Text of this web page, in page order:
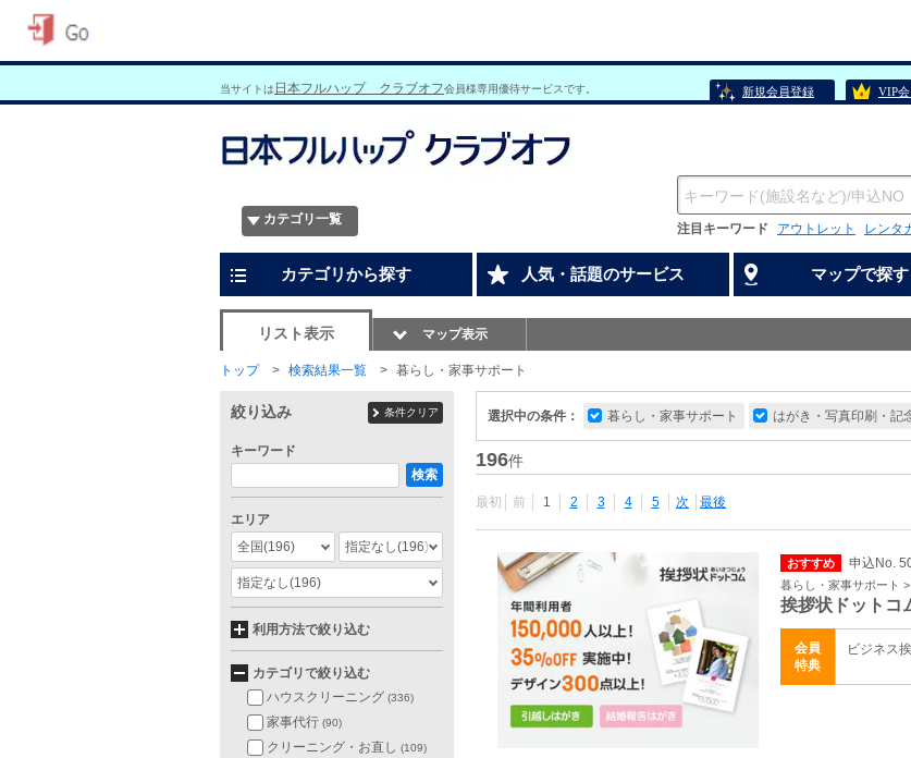
当サイトは 日本フルハップ クラブオフ会員様専用優待サービスです。 新規会員登録 VIP
カテゴリ一覧
注目キーワード アウトレット レンタ
カテゴリから探す 人気・話題のサービス マップで探す
リスト表示 マップ表示
トップ 検索結果一覧 暮らし・家事サポート
選択中の条件： 暮らし・家事サポート はがき・写真印刷・記
196件
最初 前 1 2 3 4 5 次 最後
おすすめ 申込No.
暮らし・家事サポート
挨拶状ドットコ
会員
特典
ビジネス
絞り込み 条件クリア
キーワード
検索
エリア
全国(196) 指定なし(196)
指定なし(196)
利用方法で絞り込む
カテゴリで絞り込む
ハウスクリーニング (336)
家事代行 (90)
クリーニング・お直し (109)